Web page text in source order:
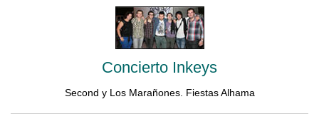
Concierto Inkeys
Second y Los Marañones. Fiestas Alhama